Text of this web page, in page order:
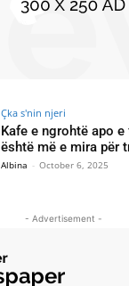
Çka s'nin njeri
Kafe e ngrohtë apo
është më e mira për
Albina - October 6, 2025
- Advertisement -